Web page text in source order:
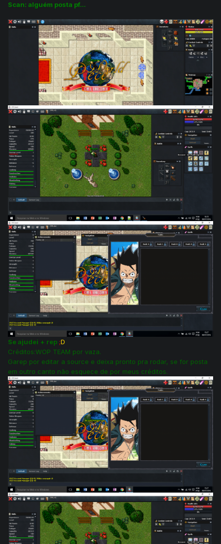
Scan: alguém posta pf...
Se ajudei + rep ;D
Créditos:WOP TEAM por vaza.
Garep por editar a source e deixa pronto pra rodar, se for posta
em outro canto não esquece de por meus créditos.